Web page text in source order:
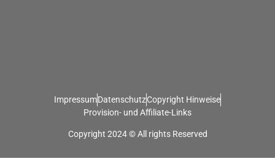
ImpressumDatenschutzCopyright Hinweise
Provision- und Affiliate-Links
Copyright 2024 © All rights Reserved